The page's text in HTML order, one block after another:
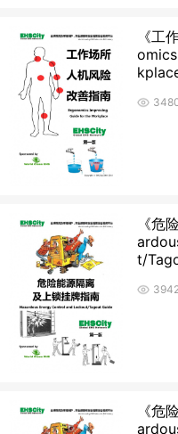
《工
《危
t/
《危